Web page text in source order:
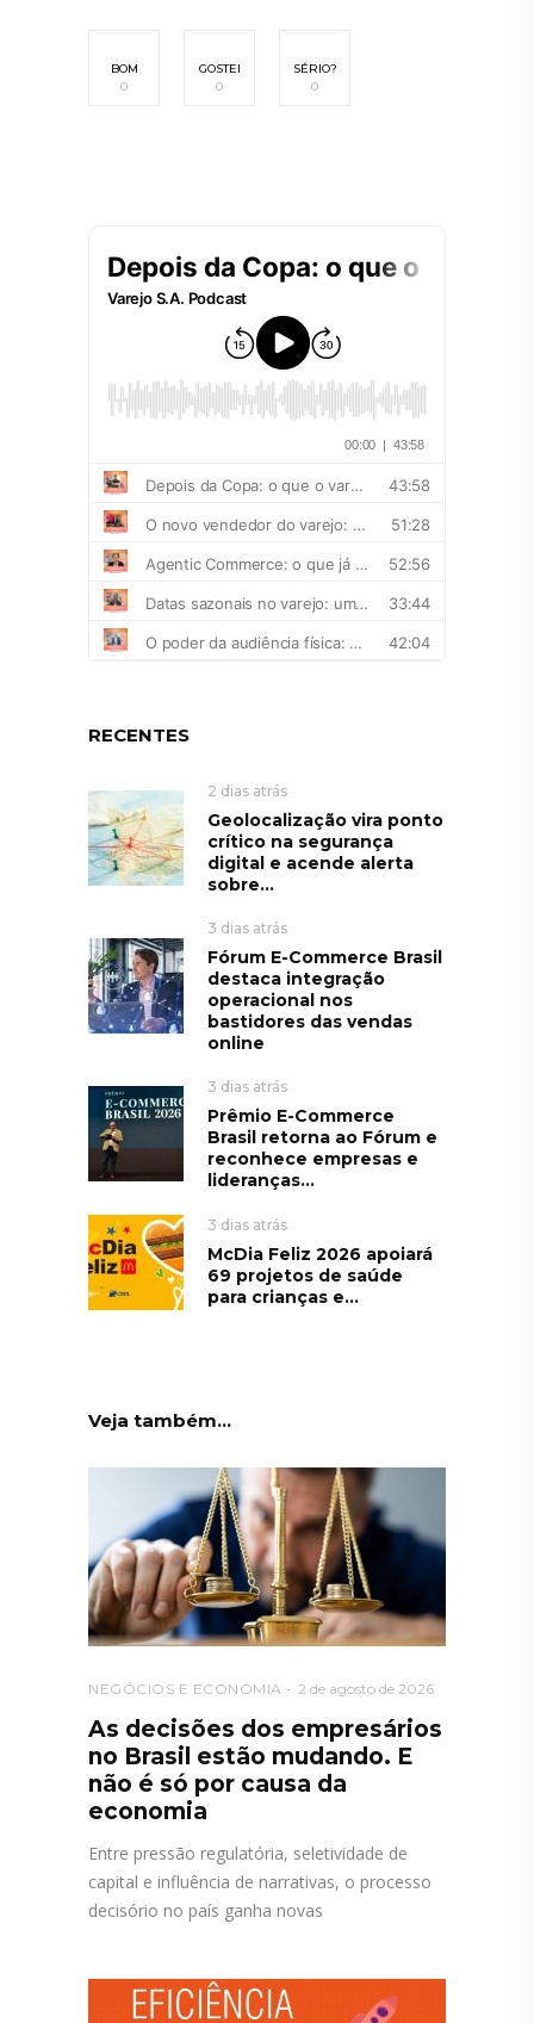
BOM
0
GOSTEI
0
SÉRIO?
0
RECENTES
2 dias atrás
Geolocalização vira ponto
crítico na segurança
digital e acende alerta
sobre...
3 dias atrás
Fórum E-Commerce Brasil
destaca integração
operacional nos
bastidores das vendas
online
3 dias atrás
Prêmio E-Commerce
Brasil retorna ao Fórum e
reconhece empresas e
lideranças...
3 dias atrás
McDia Feliz 2026 apoiará
69 projetos de saúde
para crianças e...
Veja também...
NEGÓCIOS E ECONOMIA 2 de agosto de 2026
As decisões dos empresários
no Brasil estão mudando. E
não é só por causa da
economia
Entre pressão regulatória, seletividade de
capital e influência de narrativas, o processo
decisório no país ganha novas